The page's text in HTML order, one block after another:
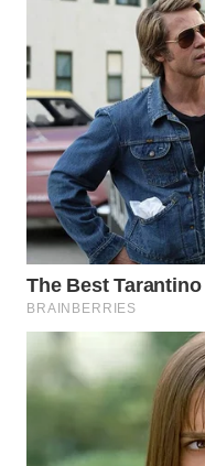
BOROBUDUR
WN
MADURA
WN
SURABAYA
WN
NATUNA
WN
BINTAN
WN